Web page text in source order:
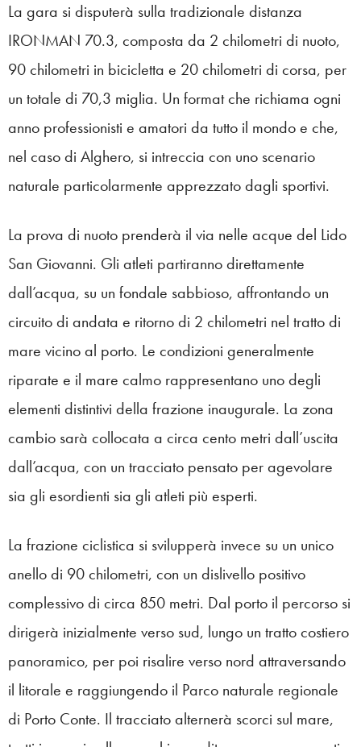
La gara si disputerà sulla tradizionale distanza
IRONMAN 70.3, composta da 2 chilometri di nuoto,
90 chilometri in bicicletta e 20 chilometri di corsa, per
un totale di 70,3 miglia. Un format che richiama ogni
anno professionisti e amatori da tutto il mondo e che,
nel caso di Alghero, si intreccia con uno scenario
naturale particolarmente apprezzato dagli sportivi.
La prova di nuoto prenderà il via nelle acque del Lido
San Giovanni. Gli atleti partiranno direttamente
dall’acqua, su un fondale sabbioso, affrontando un
circuito di andata e ritorno di 2 chilometri nel tratto di
mare vicino al porto. Le condizioni generalmente
riparate e il mare calmo rappresentano uno degli
elementi distintivi della frazione inaugurale. La zona
cambio sarà collocata a circa cento metri dall’uscita
dall’acqua, con un tracciato pensato per agevolare
sia gli esordienti sia gli atleti più esperti.
La frazione ciclistica si svilupperà invece su un unico
anello di 90 chilometri, con un dislivello positivo
complessivo di circa 850 metri. Dal porto il percorso si
dirigerà inizialmente verso sud, lungo un tratto costiero
panoramico, per poi risalire verso nord attraversando
il litorale e raggiungendo il Parco naturale regionale
di Porto Conte. Il tracciato alternerà scorci sul mare,